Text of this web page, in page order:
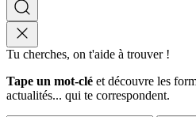
Tu cherches, on t'aide à trouver !
Tape un mot-clé et découvre les
actualités... qui te correspondent.